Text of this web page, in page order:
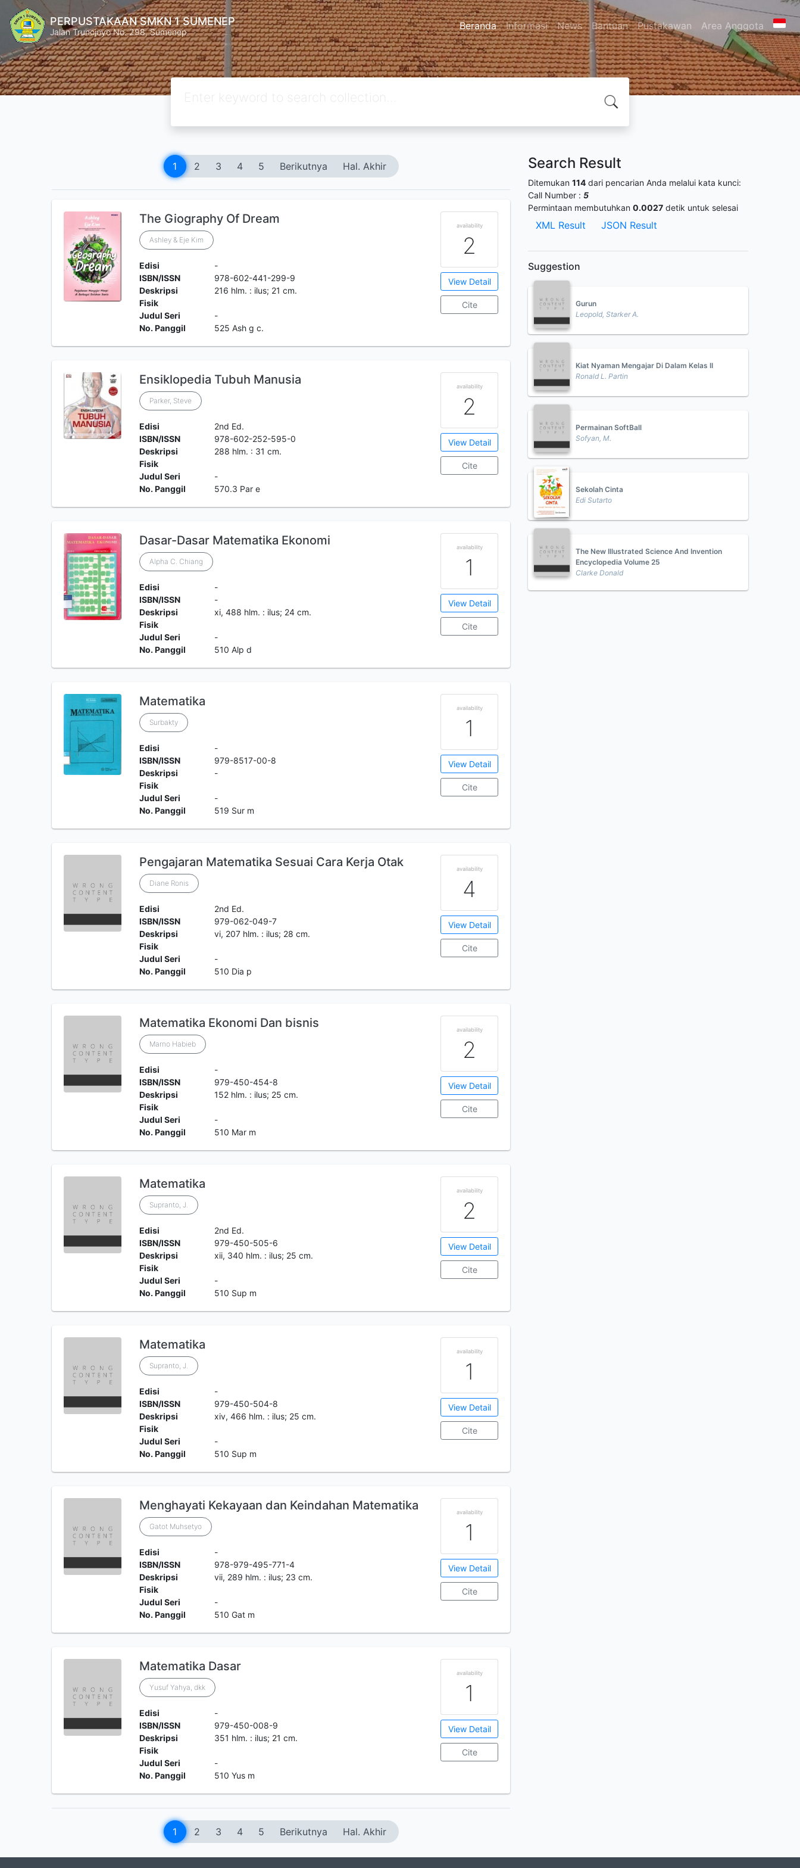
PERPUSTAKAAN SMKN 1 SUMENEP
Jalan Trunojoyo No. 298, Sumenep Beranda Informasi News Bantuan Pustakawan Area Anggota
1 2 3 4 5 Berikutnya Hal. Akhir
The Giography Of Dream
Ashley & Eje Kim
Edisi
-
ISBN/ISSN
978-602-441-299-9
Deskripsi
Fisik
216 hlm. : ilus; 21 cm.
Judul Seri
-
No. Panggil
525 Ash g c.
availability
2
View Detail
Cite
Ensiklopedia Tubuh Manusia
Parker, Steve
Edisi
2nd Ed.
ISBN/ISSN
978-602-252-595-0
Deskripsi
Fisik
288 hlm. : 31 cm.
Judul Seri
-
No. Panggil
570.3 Par e
availability
2
View Detail
Cite
Dasar-Dasar Matematika Ekonomi
Alpha C. Chiang
Edisi
-
ISBN/ISSN
-
Deskripsi
Fisik
xi, 488 hlm. : ilus; 24 cm.
Judul Seri
-
No. Panggil
510 Alp d
availability
1
View Detail
Cite
Matematika
Surbakty
Edisi
-
ISBN/ISSN
979-8517-00-8
Deskripsi
Fisik
-
Judul Seri
-
No. Panggil
519 Sur m
availability
1
View Detail
Cite
Pengajaran Matematika Sesuai Cara Kerja Otak
Diane Ronis
Edisi
2nd Ed.
ISBN/ISSN
979-062-049-7
Deskripsi
Fisik
vi, 207 hlm. : ilus; 28 cm.
Judul Seri
-
No. Panggil
510 Dia p
availability
4
View Detail
Cite
Matematika Ekonomi Dan bisnis
Marno Habieb
Edisi
-
ISBN/ISSN
979-450-454-8
Deskripsi
Fisik
152 hlm. : ilus; 25 cm.
Judul Seri
-
No. Panggil
510 Mar m
availability
2
View Detail
Cite
Matematika
Supranto, J.
Edisi
2nd Ed.
ISBN/ISSN
979-450-505-6
Deskripsi
Fisik
xii, 340 hlm. : ilus; 25 cm.
Judul Seri
-
No. Panggil
510 Sup m
availability
2
View Detail
Cite
Matematika
Supranto, J.
Edisi
-
ISBN/ISSN
979-450-504-8
Deskripsi
Fisik
xiv, 466 hlm. : ilus; 25 cm.
Judul Seri
-
No. Panggil
510 Sup m
availability
1
View Detail
Cite
Menghayati Kekayaan dan Keindahan Matematika
Gatot Muhsetyo
Edisi
-
ISBN/ISSN
978-979-495-771-4
Deskripsi
Fisik
vii, 289 hlm. : ilus; 23 cm.
Judul Seri
-
No. Panggil
510 Gat m
availability
1
View Detail
Cite
Matematika Dasar
Yusuf Yahya, dkk
Edisi
-
ISBN/ISSN
979-450-008-9
Deskripsi
Fisik
351 hlm. : ilus; 21 cm.
Judul Seri
-
No. Panggil
510 Yus m
availability
1
View Detail
Cite
1 2 3 4 5 Berikutnya Hal. Akhir
Search Result
Ditemukan 114 dari pencarian Anda melalui kata kunci:
Call Number : 5
Permintaan membutuhkan 0.0027 detik untuk selesai
XML Result JSON Result
Suggestion
Gurun
Leopold, Starker A.
Kiat Nyaman Mengajar Di Dalam Kelas II
Ronald L. Partin
Permainan SoftBall
Sofyan, M.
Sekolah Cinta
Edi Sutarto
The New Illustrated Science And Invention
Encyclopedia Volume 25
Clarke Donald